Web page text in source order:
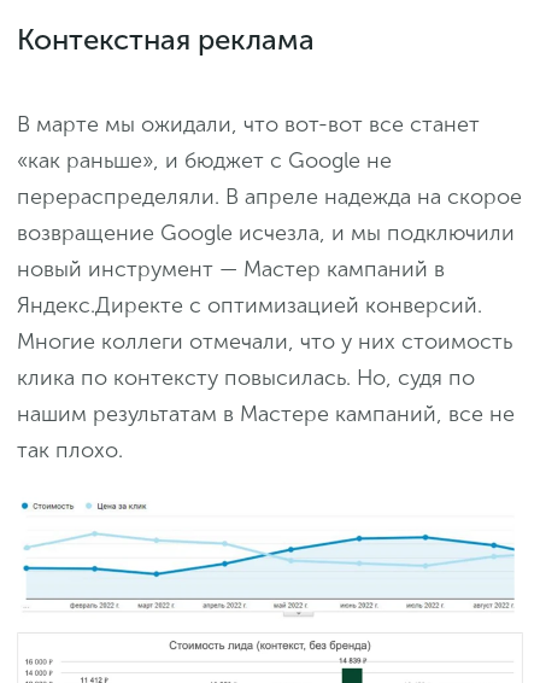
Контекстная реклама
В марте мы ожидали, что вот-вот все станет
«как раньше», и бюджет с Google не
перераспределяли. В апреле надежда на скорое
возвращение Google исчезла, и мы подключили
новый инструмент — Мастер кампаний в
Яндекс.Директе с оптимизацией конверсий.
Многие коллеги отмечали, что у них стоимость
клика по контексту повысилась. Но, судя по
нашим результатам в Мастере кампаний, все не
так плохо.